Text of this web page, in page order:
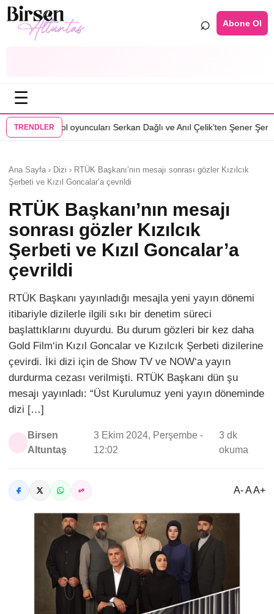
⌕ Abone Ol
☰
TRENDLERSerkan Dağlı ve Anıl Çelik’ten Şener Şen’e çağrı•Özcan
Ana Sayfa › Dizi › RTÜK Başkanı’nın mesajı sonrası gözler Kızılcık
Şerbeti ve Kızıl Goncalar’a çevrildi
RTÜK Başkanı’nın mesajı
sonrası gözler Kızılcık
Şerbeti ve Kızıl Goncalar’a
çevrildi
RTÜK Başkanı yayınladığı mesajla yeni yayın dönemi
itibariyle dizilerle ilgili sıkı bir denetim süreci
başlattıklarını duyurdu. Bu durum gözleri bir kez daha
Gold Film‘in Kızıl Goncalar ve Kızılcık Şerbeti dizilerine
çevirdi. İki dizi için de Show TV ve NOW‘a yayın
durdurma cezası verilmişti. RTÜK Başkanı dün şu
mesajı yayınladı: “Üst Kurulumuz yeni yayın döneminde
dizi […]
Birsen
Altuntaş
3 Ekim 2024, Perşembe -
12:02
3 dk
okuma
A- A A+